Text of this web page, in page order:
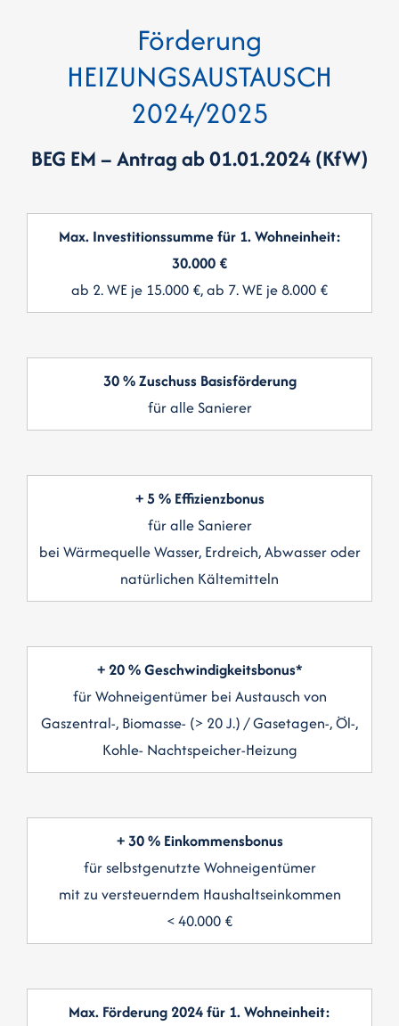
Förderung
HEIZUNGSAUSTAUSCH
2024/2025
BEG EM – Antrag ab 01.01.2024 (KfW)
Max. Investitionssumme für 1. Wohneinheit:
30.000 €
ab 2. WE je 15.000 €, ab 7. WE je 8.000 €
30 % Zuschuss Basisförderung
für alle Sanierer
+ 5 % Effizienzbonus
für alle Sanierer
bei Wärmequelle Wasser, Erdreich, Abwasser oder
natürlichen Kältemitteln
+ 20 % Geschwindigkeitsbonus*
für Wohneigentümer bei Austausch von
Gaszentral-, Biomasse- (> 20 J.) / Gasetagen-, Öl-,
Kohle- Nachtspeicher-Heizung
+ 30 % Einkommensbonus
für selbstgenutzte Wohneigentümer
mit zu versteuerndem Haushaltseinkommen
< 40.000 €
Max. Förderung 2024 für 1. Wohneinheit: